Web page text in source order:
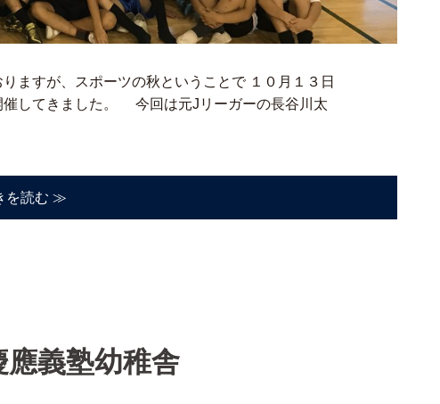
ますが、スポーツの秋ということで １０月１３日
催してきました。 今回は元Jリーガーの長谷川太
を読む ≫
義塾幼稚舎